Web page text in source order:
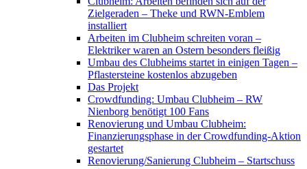
Zielgeraden – Theke und RWN-Emblem
installiert
Arbeiten im Clubheim schreiten voran –
Elektriker waren an Ostern besonders fleißig
Umbau des Clubheims startet in einigen Tagen –
Pflastersteine kostenlos abzugeben
Das Projekt
Crowdfunding: Umbau Clubheim – RW
Nienborg benötigt 100 Fans
Renovierung und Umbau Clubheim:
Finanzierungsphase in der Crowdfunding-Aktion
gestartet
Renovierung/Sanierung Clubheim – Startschuss